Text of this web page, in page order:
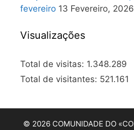
fevereiro 13 Fevereiro, 2026
Visualizações
Total de visitas: 1.348.289
Total de visitantes: 521.161
© 2026 COMUNIDADE DO